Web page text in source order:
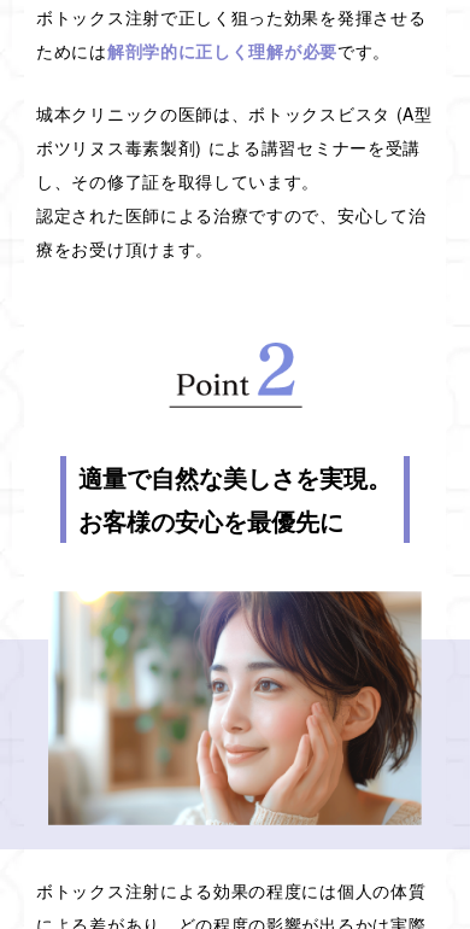
ボトックス注射で正しく狙った効果を発揮させる
ためには解剖学的に正しく理解が必要です。
城本クリニックの医師は、ボトックスビスタ (A型
ボツリヌス毒素製剤) による講習セミナーを受講
し、その修了証を取得しています。
認定された医師による治療ですので、安心して治
療をお受け頂けます。
適量で自然な美しさを実現。
お客様の安心を最優先に
ボトックス注射による効果の程度には個人の体質
による差があり、どの程度の影響が出るかは実際